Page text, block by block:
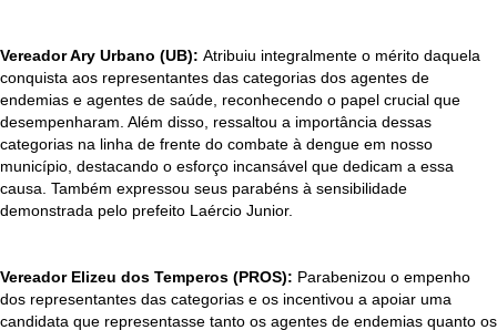
Vereador Ary Urbano (UB): Atribuiu integralmente o mérito daquela
conquista aos representantes das categorias dos agentes de
endemias e agentes de saúde, reconhecendo o papel crucial que
desempenharam. Além disso, ressaltou a importância dessas
categorias na linha de frente do combate à dengue em nosso
município, destacando o esforço incansável que dedicam a essa
causa. Também expressou seus parabéns à sensibilidade
demonstrada pelo prefeito Laércio Junior.
Vereador Elizeu dos Temperos (PROS): Parabenizou o empenho
dos representantes das categorias e os incentivou a apoiar uma
candidata que representasse tanto os agentes de endemias quanto os